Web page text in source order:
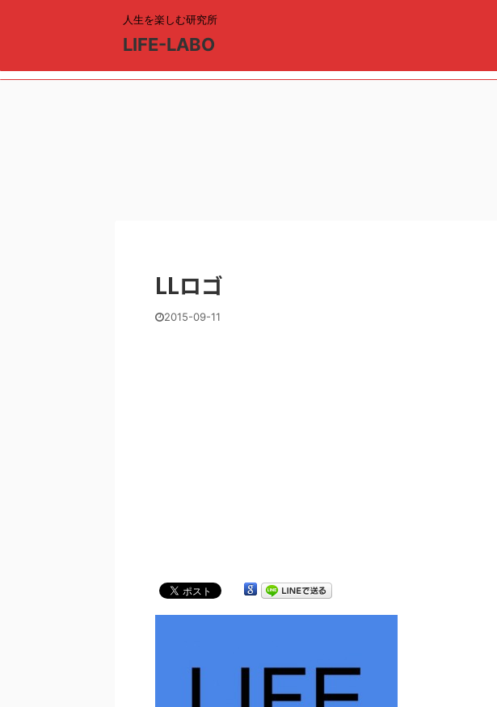
人生を楽しむ研究所
LIFE-LABO
LLロゴ
2015-09-11